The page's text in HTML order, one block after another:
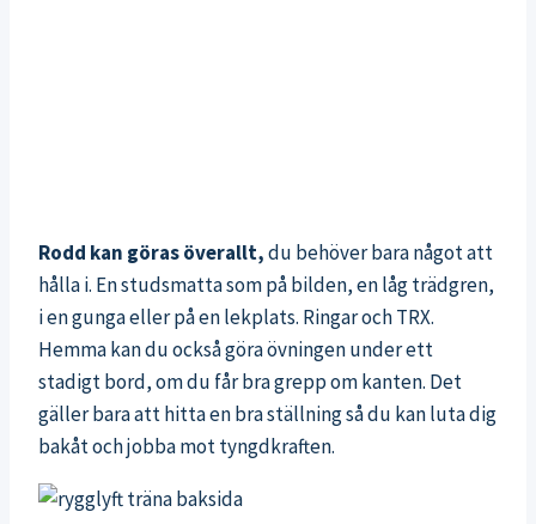
Rodd kan göras överallt,du behöver bara något att
hålla i. En studsmatta som på bilden, en låg trädgren,
i en gunga eller på en lekplats. Ringar och TRX.
Hemma kan du också göra övningen under ett
stadigt bord, om du får bra grepp om kanten. Det
gäller bara att hitta en bra ställning så du kan luta dig
bakåt och jobba mot tyngdkraften.